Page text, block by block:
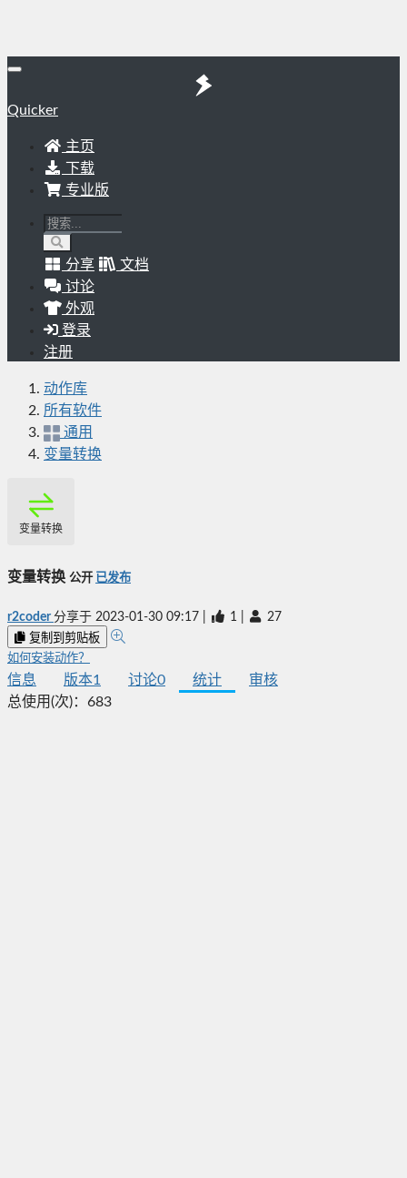
Quicker
主页
下载
专业版
分享
文档
讨论
外观
登录
注册
动作库
所有软件
通用
变量转换
变量转换
变量转换 公开 已发布
r2coder分享于 2023-01-30 09:17 1 27
复制到剪贴板
如何安装动作？
信息 版本1 讨论0 统计
审核
总使用(次)： 683